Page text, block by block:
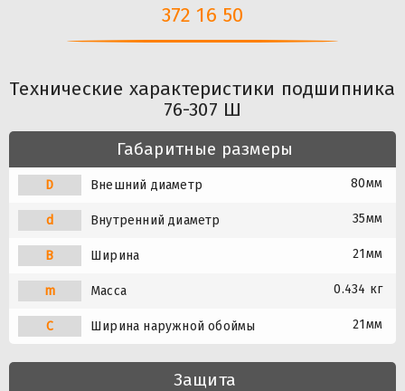
372 16 50
Технические характеристики подшипника
76-307 Ш
Габаритные размеры
D Внешний диаметр 80мм
d Внутренний диаметр 35мм
B Ширина 21мм
m Масса 0.434 кг
C Ширина наружной обоймы 21мм
Защита